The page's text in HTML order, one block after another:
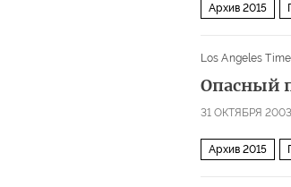
Архив 2015
Los Angeles
Опасный
31 ОКТЯБРЯ
Архив 2015